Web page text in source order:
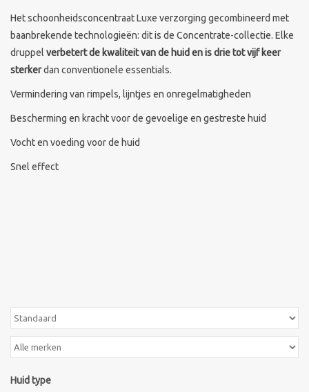
Het schoonheidsconcentraat Luxe verzorging gecombineerd met
baanbrekende technologieën: dit is de Concentrate-collectie. Elke
druppel verbetert de kwaliteit van de huid en is drie tot vijf keer
sterkerdan conventionele essentials.
Vermindering van rimpels, lijntjes en onregelmatigheden
Bescherming en kracht voor de gevoelige en gestreste huid
Vocht en voeding voor de huid
Snel effect
Huid type